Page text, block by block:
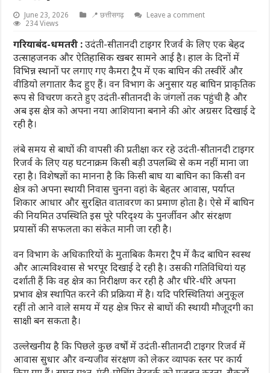
June 23, 2026 📍 छत्तीसगढ़
Leave a comment
234 Views
गरियाबंद-धमतरी :उदंती-सीतानदी टाइगर रिजर्व के लिए एक बेहद
उत्साहजनक और ऐतिहासिक खबर सामने आई है। हाल के दिनों में
विभिन्न स्थानों पर लगाए गए कैमरा ट्रैप में एक बाघिन की तस्वीरें और
वीडियो लगातार कैद हुए हैं। वन विभाग के अनुसार यह बाघिन प्राकृतिक
रूप से विचरण करते हुए उदंती-सीतानदी के जंगलों तक पहुंची है और
अब इस क्षेत्र को अपना नया आशियाना बनाने की ओर अग्रसर दिखाई दे
रही है।
लंबे समय से बाघों की वापसी की प्रतीक्षा कर रहे उदंती-सीतानदी टाइगर
रिजर्व के लिए यह घटनाक्रम किसी बड़ी उपलब्धि से कम नहीं माना जा
रहा है। विशेषज्ञों का मानना है कि किसी बाघ या बाघिन का किसी वन
क्षेत्र को अपना स्थायी निवास चुनना वहां के बेहतर आवास, पर्याप्त
शिकार आधार और सुरक्षित वातावरण का प्रमाण होता है। ऐसे में बाघिन
की नियमित उपस्थिति इस पूरे परिदृश्य के पुनर्जीवन और संरक्षण
प्रयासों की सफलता का संकेत मानी जा रही है।
वन विभाग के अधिकारियों के मुताबिक कैमरा ट्रैप में कैद बाघिन स्वस्थ
और आत्मविश्वास से भरपूर दिखाई दे रही है। उसकी गतिविधियां यह
दर्शाती हैं कि वह क्षेत्र का निरीक्षण कर रही है और धीरे-धीरे अपना
प्रभाव क्षेत्र स्थापित करने की प्रक्रिया में है। यदि परिस्थितियां अनुकूल
रहीं तो आने वाले समय में यह क्षेत्र फिर से बाघों की स्थायी मौजूदगी का
साक्षी बन सकता है।
उल्लेखनीय है कि पिछले कुछ वर्षों में उदंती-सीतानदी टाइगर रिजर्व में
आवास सुधार और वन्यजीव संरक्षण को लेकर व्यापक स्तर पर कार्य